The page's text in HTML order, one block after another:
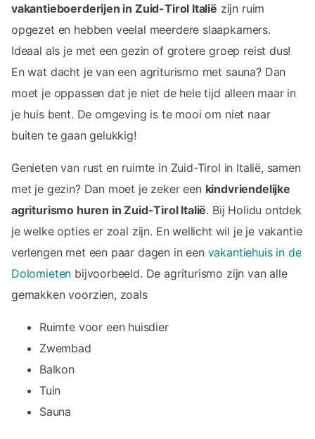
vakantieboerderijen in Zuid-Tirol Italië zijn ruim
opgezet en hebben veelal meerdere slaapkamers.
Ideaal als je met een gezin of grotere groep reist dus!
En wat dacht je van een agriturismo met sauna? Dan
moet je oppassen dat je niet de hele tijd alleen maar in
je huis bent. De omgeving is te mooi om niet naar
buiten te gaan gelukkig!
Genieten van rust en ruimte in Zuid-Tirol in Italië, samen
met je gezin? Dan moet je zeker een kindvriendelijke
agriturismo huren in Zuid-Tirol Italië. Bij Holidu ontdek
je welke opties er zoal zijn. En wellicht wil je je vakantie
verlengen met een paar dagen in een vakantiehuis in de
Dolomieten bijvoorbeeld. De agriturismo zijn van alle
gemakken voorzien, zoals
Ruimte voor een huisdier
Zwembad
Balkon
Tuin
Sauna